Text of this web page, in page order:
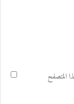
المتصفح